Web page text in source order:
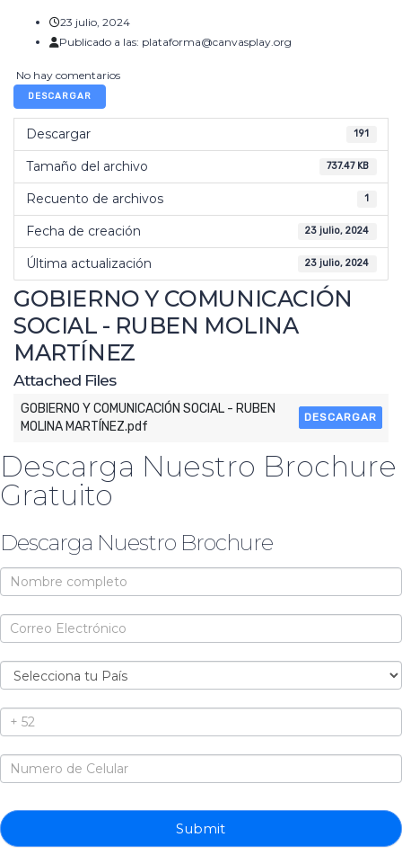
23 julio, 2024
Publicado a las: plataforma@canvasplay.org
No hay comentarios
DESCARGAR
Descargar 191
Tamaño del archivo 737.47 KB
Recuento de archivos 1
Fecha de creación 23 julio, 2024
Última actualización 23 julio, 2024
GOBIERNO Y COMUNICACIÓN
SOCIAL - RUBEN MOLINA
MARTÍNEZ
Attached Files
GOBIERNO Y COMUNICACIÓN SOCIAL - RUBEN
MOLINA MARTÍNEZ.pdf
DESCARGAR
Descarga Nuestro Brochure
Gratuito
Descarga Nuestro Brochure
Brochure
Submit